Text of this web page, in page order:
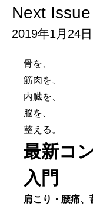
Next
2019年1月24
骨を、
筋肉を、
内臓を、
脳を、
整える。
最新コ
入門
肩こり・腰痛、